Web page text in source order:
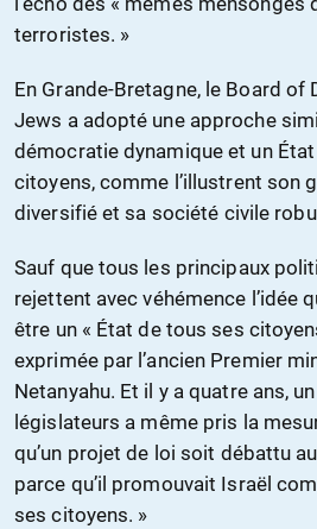
terroristes. »
En Grande-Bretagne, le Board
Jews a adopté une approche
démocratie dynamique et un
citoyens, comme l’illustrent son
diversifié et sa société civile
Sauf que tous les principaux
rejettent avec véhémence l’idée
être un « État de tous ses
exprimée par l’ancien Premier
Netanyahu. Et il y a quatre ans,
législateurs a même pris la
qu’un projet de loi soit débattu
parce qu’il promouvait Israël
ses citoyens. »